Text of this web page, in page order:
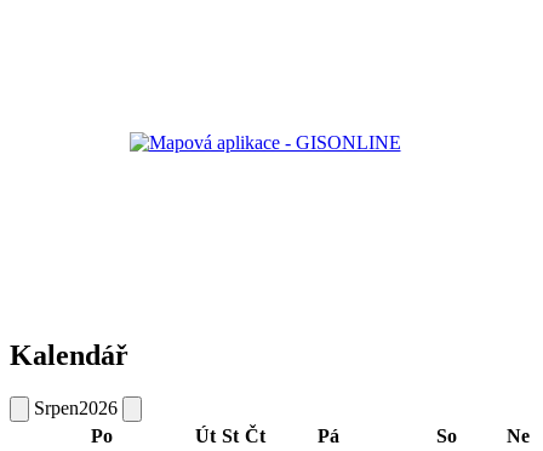
Kalendář
Srpen2026
Po
Út St Čt Pá So Ne